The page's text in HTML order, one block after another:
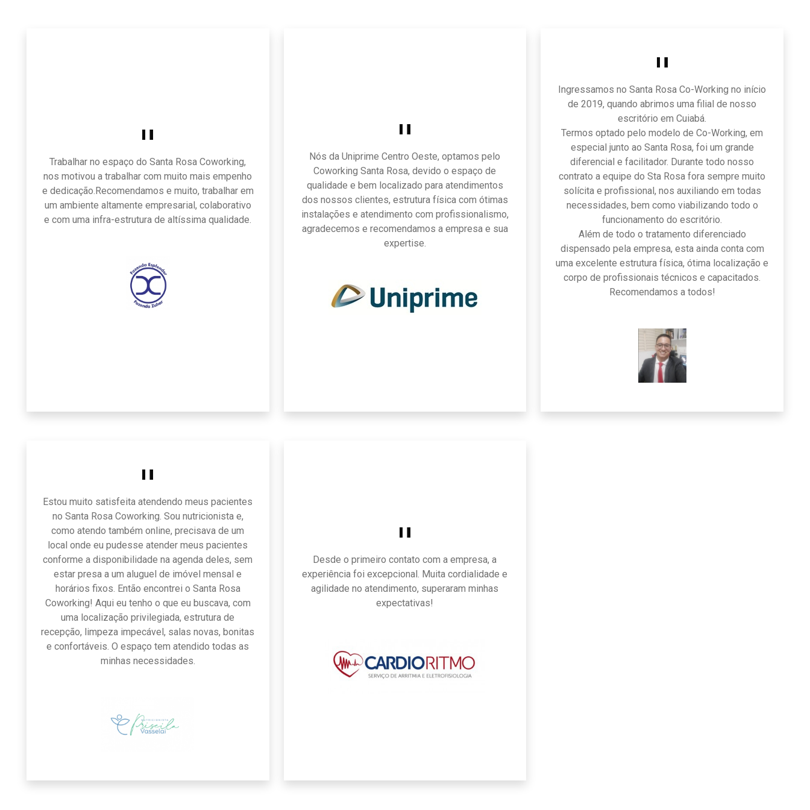
Trabalhar no espaço do Santa Rosa Coworking,
nos motivou a trabalhar com muito mais empenho
e dedicação.Recomendamos e muito, trabalhar em
um ambiente altamente empresarial, colaborativo
e com uma infra-estrutura de altíssima qualidade.
Nós da Uniprime Centro Oeste, optamos pelo
Coworking Santa Rosa, devido o espaço de
qualidade e bem localizado para atendimentos
dos nossos clientes, estrutura física com ótimas
instalações e atendimento com profissionalismo,
agradecemos e recomendamos a empresa e sua
expertise.
Ingressamos no Santa Rosa Co-Working no início
de 2019, quando abrimos uma filial de nosso
escritório em Cuiabá.
Termos optado pelo modelo de Co-Working, em
especial junto ao Santa Rosa, foi um grande
diferencial e facilitador. Durante todo nosso
contrato a equipe do Sta Rosa fora sempre muito
solícita e profissional, nos auxiliando em todas
necessidades, bem como viabilizando todo o
funcionamento do escritório.
Além de todo o tratamento diferenciado
dispensado pela empresa, esta ainda conta com
uma excelente estrutura física, ótima localização e
corpo de profissionais técnicos e capacitados.
Recomendamos a todos!
Estou muito satisfeita atendendo meus pacientes
no Santa Rosa Coworking. Sou nutricionista e,
como atendo também online, precisava de um
local onde eu pudesse atender meus pacientes
conforme a disponibilidade na agenda deles, sem
estar presa a um aluguel de imóvel mensal e
horários fixos. Então encontrei o Santa Rosa
Coworking! Aqui eu tenho o que eu buscava, com
uma localização privilegiada, estrutura de
recepção, limpeza impecável, salas novas, bonitas
e confortáveis. O espaço tem atendido todas as
minhas necessidades.
Desde o primeiro contato com a empresa, a
experiência foi excepcional. Muita cordialidade e
agilidade no atendimento, superaram minhas
expectativas!